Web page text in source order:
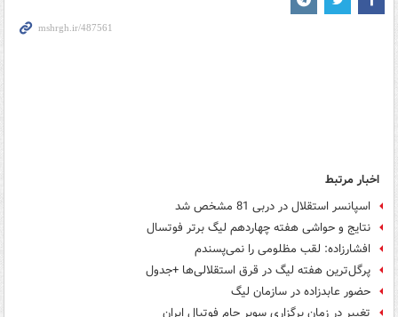
اخبار مرتبط
اسپانسر استقلال در دربی 81 مشخص شد
نتایج و حواشی هفته چهاردهم لیگ برتر فوتسال
افشارزاده: لقب مظلومی را نمی‌پسندم
پرگل‌ترین هفته لیگ در قرق استقلالی‌ها +جدول
حضور عابدزاده در سازمان لیگ
تغییر در زمان برگزاری سوپر جام فوتبال ایران